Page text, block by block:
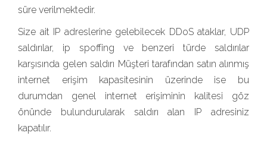
süre verilmektedir.
Size ait IP adreslerine gelebilecek DDoS ataklar, UDP
saldırılar, ip spoffing ve benzeri türde saldırılar
karşısında gelen saldırı Müşteri tarafından satın alınmış
internet erişim kapasitesinin üzerinde ise bu
durumdan genel internet erişiminin kalitesi göz
önünde bulundurularak saldırı alan IP adresiniz
kapatılır.